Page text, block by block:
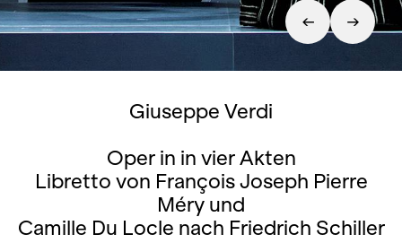
Giuseppe Verdi
Oper in in vier Akten
Libretto von François Joseph Pierre
Méry und
Camille Du Locle nach Friedrich Schiller